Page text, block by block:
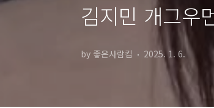
김지민 개그우
by 좋은사람킴 2025. 1. 6.